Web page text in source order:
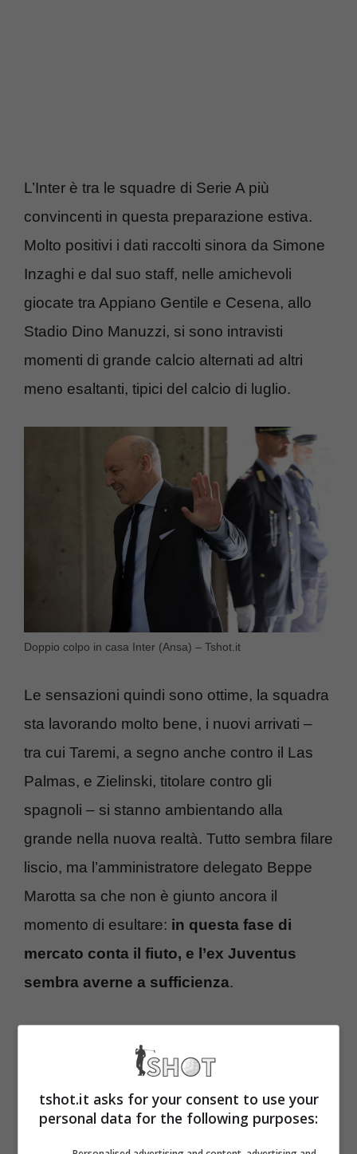
L’Inter è tra le squadre di Serie A più
convincenti in questa preparazione estiva.
Molto positivi i dati raccolti sinora da Simone
Inzaghi e dal suo staff, nelle amichevoli
giocate tra Appiano Gentile e Cesena, allo
Stadio Dino Manuzzi, si sono intravisti
momenti di grande calcio alternati ad altri
meno esaltanti, tipici del calcio di luglio.
Doppio colpo in casa Inter (Ansa) – Tshot.it
Le sensazioni quindi sono ottime, la squadra
sta lavorando molto bene, i nuovi arrivati –
tra cui Taremi, a segno anche contro il Las
Palmas, e Zielinski, titolare contro gli
spagnoli – si stanno ambientando alla
grande nella nuova realtà. Tutto sembra filare
liscio, ma l’amministratore delegato Beppe
Marotta sa che non è giunto ancora il
momento di esultare: in questa fase di
mercato conta il fiuto, e l’ex Juventus
sembra averne a sufficienza.
preparazione in caso di
addio di Dumfries
tshot.it asks for your consent to use your
personal data for the following purposes: